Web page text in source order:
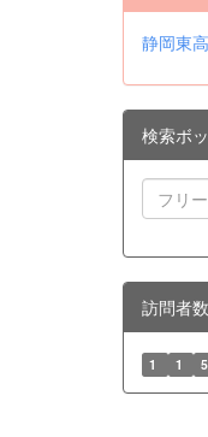
静岡東
検索ボ
訪問者数
1 1 5